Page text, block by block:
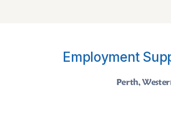
Employment
Perth,